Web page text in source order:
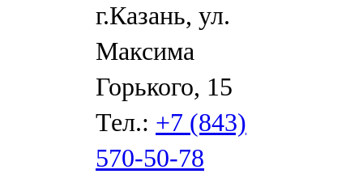
г.Казань, ул.
Максима
Горького, 15
Тел.: +7 (843)
570-50-78